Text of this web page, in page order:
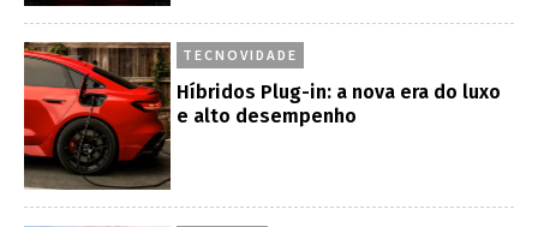
TECNOVIDADE
Híbridos Plug-in: a nova era do luxo
e alto desempenho